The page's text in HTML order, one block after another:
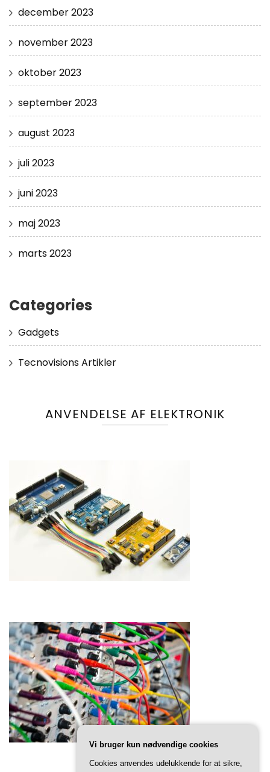
december 2023
november 2023
oktober 2023
september 2023
august 2023
juli 2023
juni 2023
maj 2023
marts 2023
Categories
Gadgets
Tecnovisions Artikler
ANVENDELSE AF ELEKTRONIK
Vi bruger kun nødvendige cookies
Cookies anvendes udelukkende for at sikre,